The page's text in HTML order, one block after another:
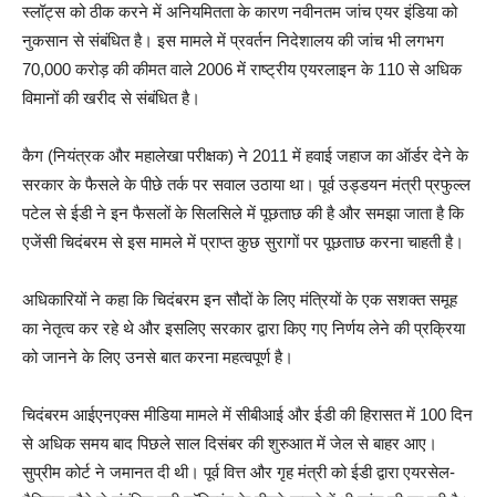
स्लॉट्स को ठीक करने में अनियमितता के कारण नवीनतम जांच एयर इंडिया को
नुकसान से संबंधित है। इस मामले में प्रवर्तन निदेशालय की जांच भी लगभग
70,000 करोड़ की कीमत वाले 2006 में राष्ट्रीय एयरलाइन के 110 से अधिक
विमानों की खरीद से संबंधित है।
कैग (नियंत्रक और महालेखा परीक्षक) ने 2011 में हवाई जहाज का ऑर्डर देने के
सरकार के फैसले के पीछे तर्क पर सवाल उठाया था। पूर्व उड्डयन मंत्री प्रफुल्ल
पटेल से ईडी ने इन फैसलों के सिलसिले में पूछताछ की है और समझा जाता है कि
एजेंसी चिदंबरम से इस मामले में प्राप्त कुछ सुरागों पर पूछताछ करना चाहती है।
अधिकारियों ने कहा कि चिदंबरम इन सौदों के लिए मंत्रियों के एक सशक्त समूह
का नेतृत्व कर रहे थे और इसलिए सरकार द्वारा किए गए निर्णय लेने की प्रक्रिया
को जानने के लिए उनसे बात करना महत्वपूर्ण है।
चिदंबरम आईएनएक्स मीडिया मामले में सीबीआई और ईडी की हिरासत में 100 दिन
से अधिक समय बाद पिछले साल दिसंबर की शुरुआत में जेल से बाहर आए।
सुप्रीम कोर्ट ने जमानत दी थी। पूर्व वित्त और गृह मंत्री को ईडी द्वारा एयरसेल-